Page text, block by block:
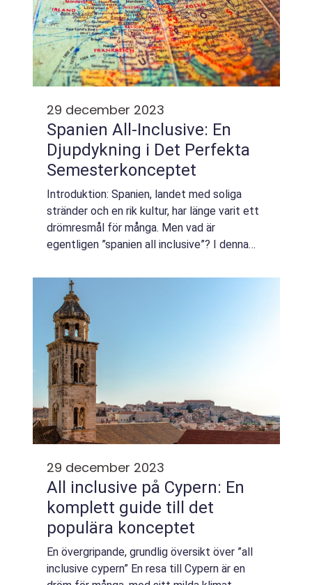
29 december 2023
Spanien All-Inclusive: En
Djupdykning i Det Perfekta
Semesterkonceptet
Introduktion: Spanien, landet med soliga
stränder och en rik kultur, har länge varit ett
drömresmål för många. Men vad är
egentligen ”spanien all inclusive”? I denna
semesterkoncept i detalj, från en g...
29 december 2023
All inclusive på Cypern: En
komplett guide till det
populära konceptet
En övergripande, grundlig översikt över ”all
inclusive cypern” En resa till Cypern är en